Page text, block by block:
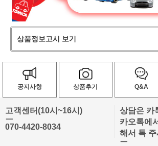
상품정보고시 보기
공지사항 상품후기 Q&A
고객센터(10시~16시)
ㅡ
070-4420-8034
상담은 카
카오톡에
해서 톡
ㅡ